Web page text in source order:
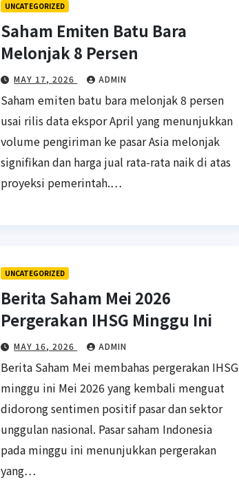
UNCATEGORIZED
Saham Emiten Batu Bara
Melonjak 8 Persen
MAY 17, 2026 ADMIN
Saham emiten batu bara melonjak 8 persen
usai rilis data ekspor April yang menunjukkan
volume pengiriman ke pasar Asia melonjak
signifikan dan harga jual rata-rata naik di atas
proyeksi pemerintah.…
UNCATEGORIZED
Berita Saham Mei 2026
Pergerakan IHSG Minggu Ini
MAY 16, 2026 ADMIN
Berita Saham Mei membahas pergerakan IHSG
minggu ini Mei 2026 yang kembali menguat
didorong sentimen positif pasar dan sektor
unggulan nasional. Pasar saham Indonesia
pada minggu ini menunjukkan pergerakan
yang…